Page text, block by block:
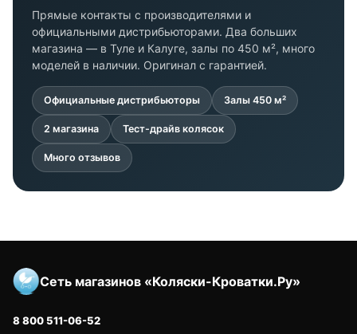
Прямые контакты с производителями и
официальными дистрибьюторами. Два больших
магазина — в Туле и Калуге, залы по 450 м², много
моделей в наличии. Оригинал с гарантией.
Официальные дистрибьюторы Залы 450 м²
2 магазина Тест-драйв колясок
Много отзывов
Сеть магазинов «Коляски-Кроватки.Ру»
8 800 511-06-52